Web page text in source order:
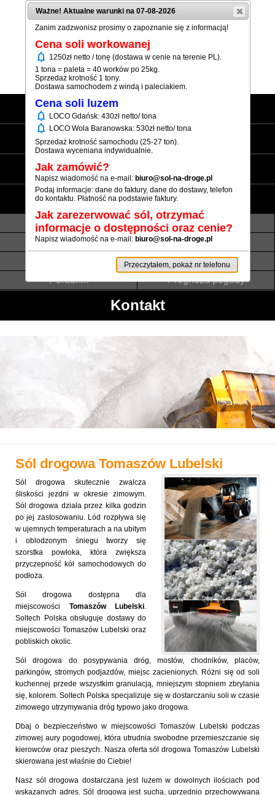
Pokaż numer
Strona główna
Sól workowana
Sól luzem
Informacje
Transport luzem
Termin realizacji
Płatność
Atesty i referencje
Poradnik
Prognoza pogody
Kontakt
Sól drogowa Tomaszów Lubelski
Sól drogowa skutecznie zwalcza
śliskości jezdni w okresie zimowym.
Sól drogowa działa przez kilka godzin
po jej zastosowaniu. Lód rozpływa się
w ujemnych temperaturach a na ubitym
i oblodzonym śniegu tworzy się
szorstka powłoka, która zwiększa
przyczepność kół samochodowych do
podłoża.
Sól drogowa dostępna dla
miejscowości Tomaszów Lubelski.
Soltech Polska obsługuje dostawy do
miejscowości Tomaszów Lubelski oraz
pobliskich okolic.
Sól drogowa do posypywania dróg, mostów, chodników, placów,
parkingów, stromych podjazdów, miejsc zacienionych. Różni się od soli
kuchennej przede wszystkim granulacją, mniejszym stopniem zbrylania
się, kolorem. Soltech Polska specjalizuje się w dostarczaniu soli w czasie
zimowego utrzymywania dróg typowo jako drogowa.
Dbaj o bezpieczeństwo w miejscowości Tomaszów Lubelski podczas
zimowej aury pogodowej, która utrudnia swobodne przemieszczanie się
kierowców oraz pieszych. Nasza oferta sól drogowa Tomaszów Lubelski
skierowana jest właśnie do Ciebie!
Nasz sól drogowa dostarczana jest luzem w dowolnych ilościach pod
wskazanych adres. Sól drogowa jest sucha, uprzednio przechowywana
Ważne! Aktualne warunki na 07-08-2026
Zanim zadzwonisz prosimy o zapoznanie się z informacją!
Cena soli workowanej
notifications 1250zł netto / tonę (dostawa w cenie na terenie PL).
1 tona = paleta = 40 worków po 25kg.
Sprzedaż krotność 1 tony.
Dostawa samochodem z windą i paleciakiem.
Cena soli luzem
notifications LOCO Gdańsk: 430zł netto/ tona
notifications LOCO Wola Baranowska: 530zł netto/ tona
Sprzedaż krotność samochodu (25-27 ton).
Dostawa wyceniana indywidualnie.
Jak zamówić?
Napisz wiadomość na e-mail: biuro@sol-na-droge.pl
Podaj informacje: dane do faktury, dane do dostawy, telefon
do kontaktu. Płatność na podstawie faktury.
Jak zarezerwować sól, otrzymać
informacje o dostępności oraz cenie?
Napisz wiadomość na e-mail: biuro@sol-na-droge.pl
Przeczytałem, pokaż nr telefonu